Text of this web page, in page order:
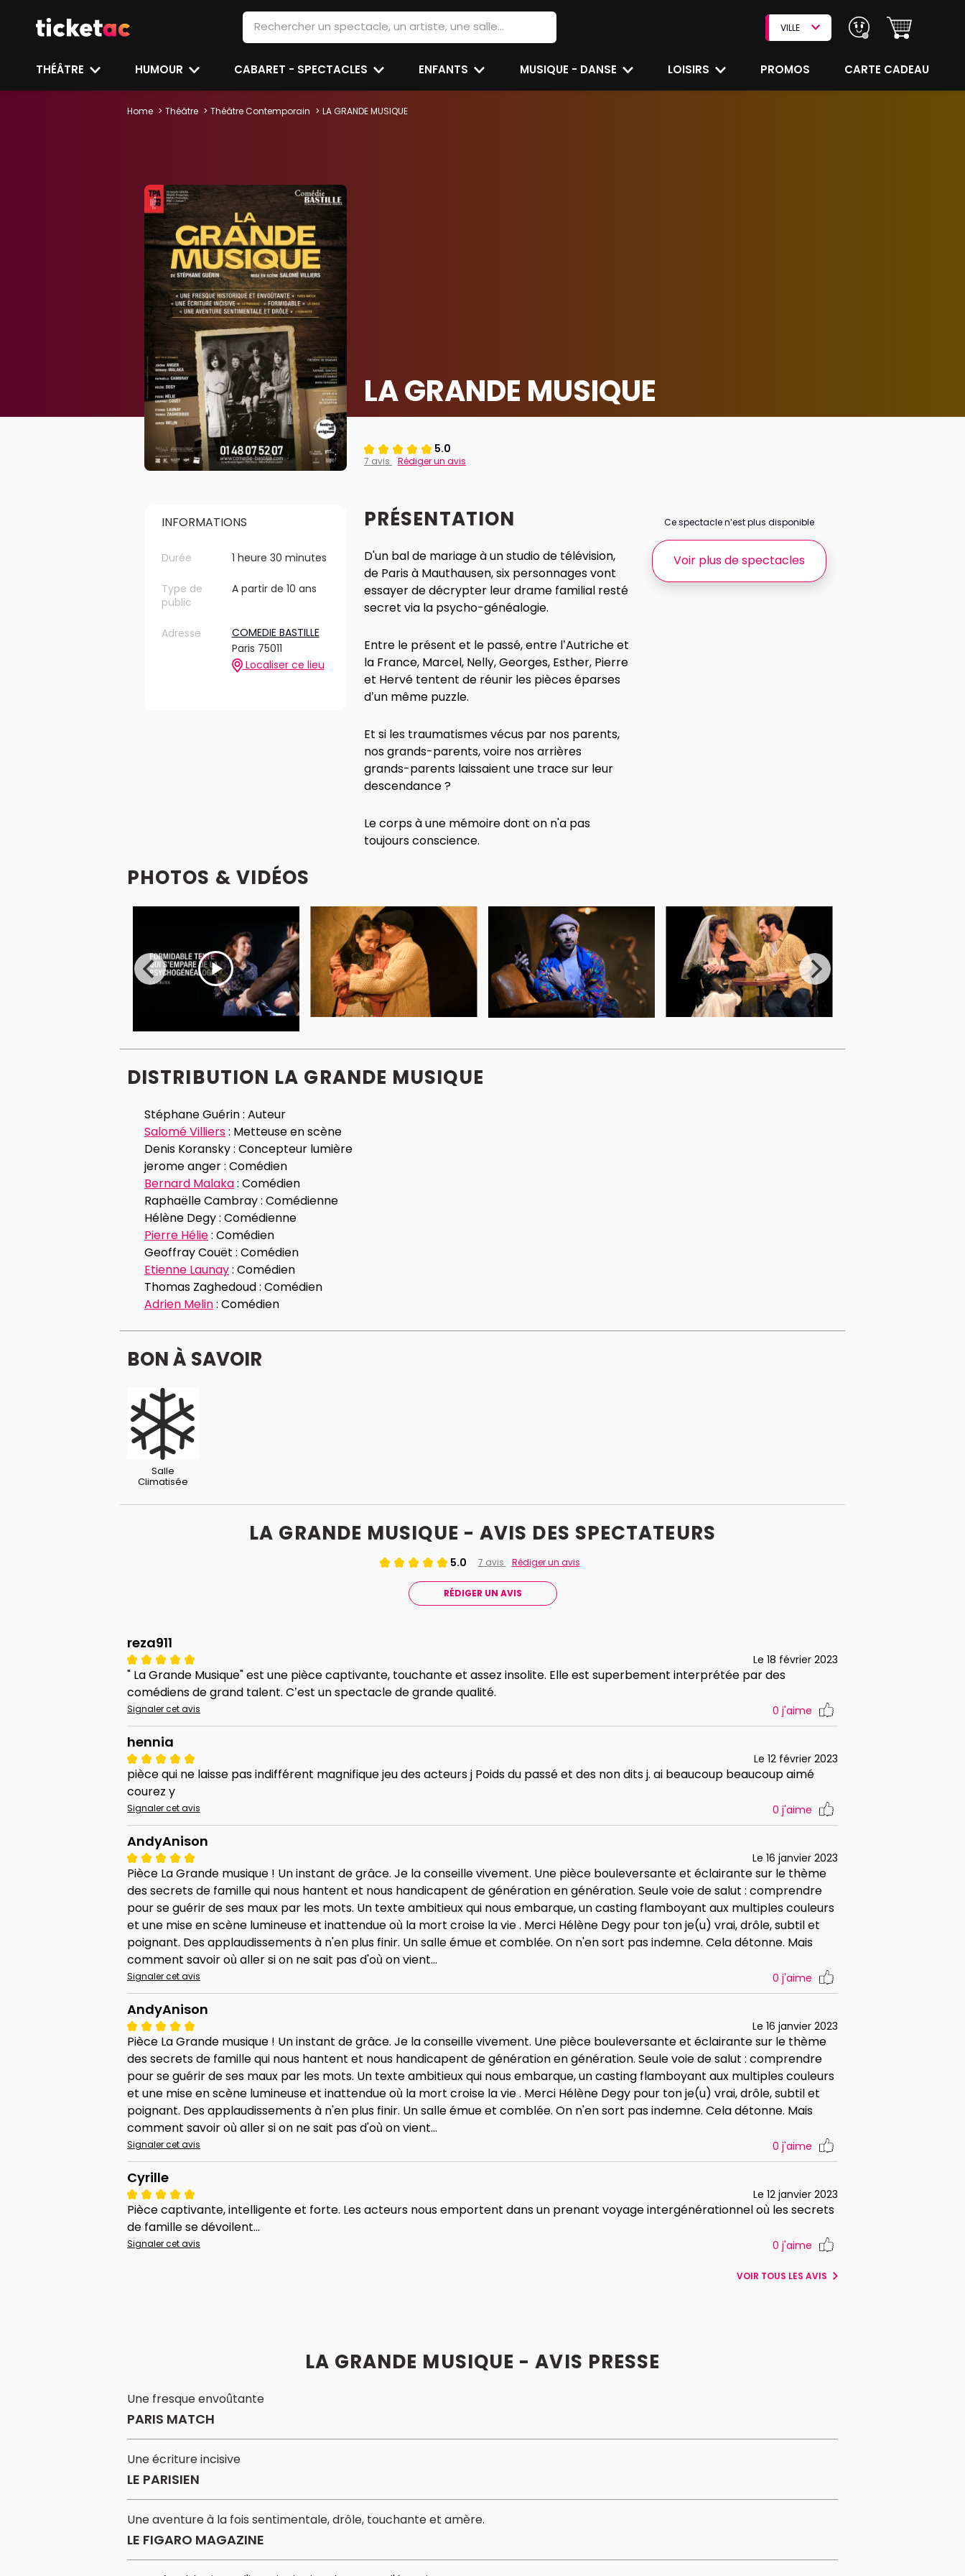
VILLE
THÉÂTRE HUMOUR CABARET - SPECTACLES ENFANTS MUSIQUE - DANSE LOISIRS PROMOS CARTE CADEAU
Home Théâtre Théâtre Contemporain LA GRANDE MUSIQUE
LA GRANDE MUSIQUE
5.0
7 avis Rédiger un avis
INFORMATIONS
Durée 1 heure 30 minutes
Type de
public
A partir de 10 ans
Adresse
COMEDIE BASTILLE
Paris 75011
Localiser ce lieu
PRÉSENTATION
D'un bal de mariage à un studio de télévision,
de Paris à Mauthausen, six personnages vont
essayer de décrypter leur drame familial resté
secret via la psycho-généalogie.
Entre le présent et le passé, entre l’Autriche et
la France, Marcel, Nelly, Georges, Esther, Pierre
et Hervé tentent de réunir les pièces éparses
d’un même puzzle.
Et si les traumatismes vécus par nos parents,
nos grands-parents, voire nos arrières
grands-parents laissaient une trace sur leur
descendance ?
Le corps à une mémoire dont on n'a pas
toujours conscience.
Ce spectacle n’est plus disponible
Voir plus de spectacles
PHOTOS & VIDÉOS
DISTRIBUTION LA GRANDE MUSIQUE
Stéphane Guérin : Auteur
Salomé Villiers: Metteuse en scène
Denis Koransky : Concepteur lumière
jerome anger : Comédien
Bernard Malaka: Comédien
Raphaëlle Cambray : Comédienne
Hélène Degy : Comédienne
Pierre Hélie: Comédien
Geoffray Couët : Comédien
Etienne Launay: Comédien
Thomas Zaghedoud : Comédien
Adrien Melin: Comédien
BON À SAVOIR
Salle
Climatisée
LA GRANDE MUSIQUE - AVIS DES SPECTATEURS
5.0 7 avis Rédiger un avis
RÉDIGER UN AVIS
reza911
Le 18 février 2023
" La Grande Musique" est une pièce captivante, touchante et assez insolite. Elle est superbement interprétée par des
comédiens de grand talent. C’est un spectacle de grande qualité.
Signaler cet avis 0 j'aime
hennia
Le 12 février 2023
pièce qui ne laisse pas indifférent magnifique jeu des acteurs j Poids du passé et des non dits j. ai beaucoup beaucoup aimé
courez y
Signaler cet avis 0 j'aime
AndyAnison
Le 16 janvier 2023
Pièce La Grande musique ! Un instant de grâce. Je la conseille vivement. Une pièce bouleversante et éclairante sur le thème
des secrets de famille qui nous hantent et nous handicapent de génération en génération. Seule voie de salut : comprendre
pour se guérir de ses maux par les mots. Un texte ambitieux qui nous embarque, un casting flamboyant aux multiples couleurs
et une mise en scène lumineuse et inattendue où la mort croise la vie . Merci Hélène Degy pour ton je(u) vrai, drôle, subtil et
poignant. Des applaudissements à n'en plus finir. Un salle émue et comblée. On n'en sort pas indemne. Cela détonne. Mais
comment savoir où aller si on ne sait pas d'où on vient...
Signaler cet avis 0 j'aime
AndyAnison
Le 16 janvier 2023
Pièce La Grande musique ! Un instant de grâce. Je la conseille vivement. Une pièce bouleversante et éclairante sur le thème
des secrets de famille qui nous hantent et nous handicapent de génération en génération. Seule voie de salut : comprendre
pour se guérir de ses maux par les mots. Un texte ambitieux qui nous embarque, un casting flamboyant aux multiples couleurs
et une mise en scène lumineuse et inattendue où la mort croise la vie . Merci Hélène Degy pour ton je(u) vrai, drôle, subtil et
poignant. Des applaudissements à n'en plus finir. Un salle émue et comblée. On n'en sort pas indemne. Cela détonne. Mais
comment savoir où aller si on ne sait pas d'où on vient...
Signaler cet avis 0 j'aime
Cyrille
Le 12 janvier 2023
Pièce captivante, intelligente et forte. Les acteurs nous emportent dans un prenant voyage intergénérationnel où les secrets
de famille se dévoilent...
Signaler cet avis 0 j'aime
VOIR TOUS LES AVIS
LA GRANDE MUSIQUE - AVIS PRESSE
Une fresque envoûtante
PARIS MATCH
Une écriture incisive
LE PARISIEN
Une aventure à la fois sentimentale, drôle, touchante et amère.
LE FIGARO MAGAZINE